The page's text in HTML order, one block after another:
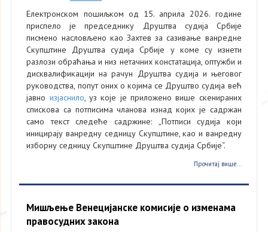
Електронском пошиљком од 15. априла 2026. године
приспело је председнику Друштва судија Србије
писмено насловљено као Захтев за сазивање ванредне
Скупштине Друштва судија Србије у коме су изнети
разлози обраћања и низ нетачних констатација, оптужби и
дисквалификацији на рачун Друштва судија и његовог
руководства, попут оних о којима се Друштво судија већ
јавно изјаснило, уз које је приложено више скенираних
спискова са потписима чланова изнад којих је садржан
само текст следеће садржине: „Потписи судија који
иницирају ванредну седницу Скупштине, као и ванредну
изборну седницу Скупштине Друштва судија Србије“.
Прочитај више...
Мишљење Венецијанске комисије о изменама
правосудних закона